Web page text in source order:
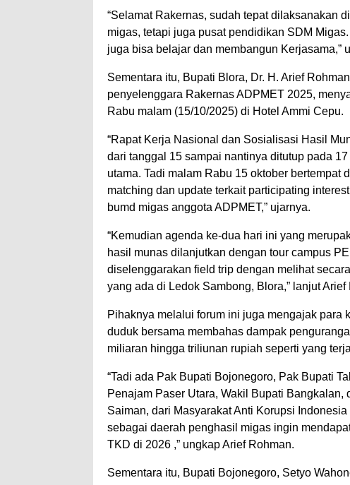
“Selamat Rakernas, sudah tepat dilaksanakan
migas, tetapi juga pusat pendidikan SDM
juga bisa belajar dan membangun Kerjasama,”
Sementara itu, Bupati Blora, Dr. H. Arief
penyelenggara Rakernas ADPMET 2025,
Rabu malam (15/10/2025) di Hotel Ammi Cepu.
“Rapat Kerja Nasional dan Sosialisasi Hasil
dari tanggal 15 sampai nantinya ditutup pada
utama. Tadi malam Rabu 15 oktober
matching dan update terkait participating
bumd migas anggota ADPMET,” ujarnya.
“Kemudian agenda ke-dua hari ini yang
hasil munas dilanjutkan dengan tour campus
diselenggarakan field trip dengan melihat
yang ada di Ledok Sambong, Blora,” lanjut Arief
Pihaknya melalui forum ini juga mengajak
duduk bersama membahas dampak
miliaran hingga triliunan rupiah seperti yang
“Tadi ada Pak Bupati Bojonegoro, Pak Bupati
Penajam Paser Utara, Wakil Bupati
Saiman, dari Masyarakat Anti Korupsi
sebagai daerah penghasil migas ingin
TKD di 2026 ,” ungkap Arief Rohman.
Sementara itu, Bupati Bojonegoro, Setyo